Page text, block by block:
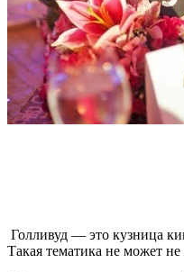
Голливуд — это кузница
Такая тематика не может